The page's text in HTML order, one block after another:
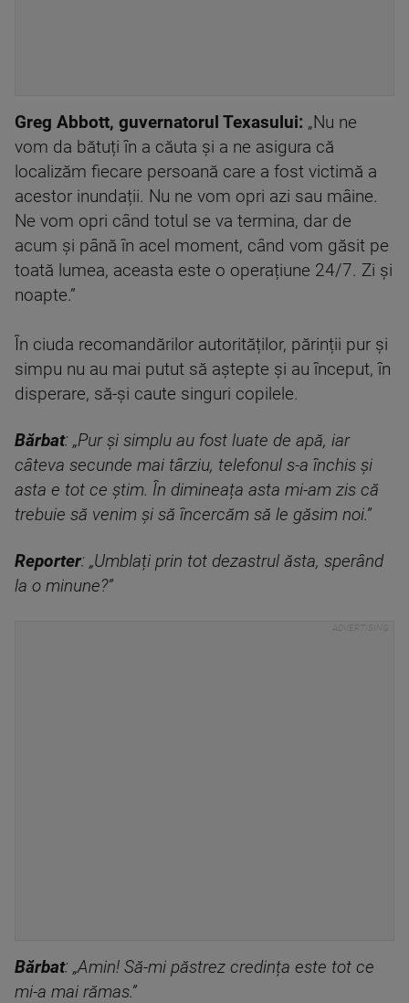
Greg Abbott, guvernatorul Texasului: „Nu ne
vom da bătuți în a căuta și a ne asigura că
localizăm fiecare persoană care a fost victimă a
acestor inundații. Nu ne vom opri azi sau mâine.
Ne vom opri când totul se va termina, dar de
acum și până în acel moment, când vom găsit pe
toată lumea, aceasta este o operațiune 24/7. Zi și
noapte.”
În ciuda recomandărilor autorităților, părinții pur și
simpu nu au mai putut să aștepte și au început, în
disperare, să-și caute singuri copilele.
Bărbat: „Pur și simplu au fost luate de apă, iar
câteva secunde mai târziu, telefonul s-a închis și
asta e tot ce știm. În dimineața asta mi-am zis că
trebuie să venim și să încercăm să le găsim noi.”
Reporter: „Umblați prin tot dezastrul ăsta, sperând
la o minune?”
Bărbat: „Amin! Să-mi păstrez credința este tot ce
mi-a mai rămas.”